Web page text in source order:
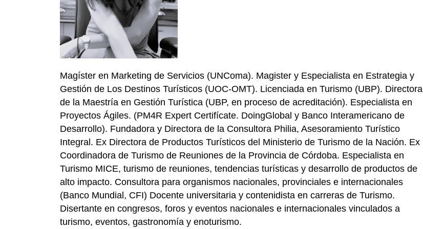
Magíster en Marketing de Servicios (UNComa). Magister y Especialista en Estrategia y
Gestión de Los Destinos Turísticos (UOC-OMT). Licenciada en Turismo (UBP). Directora
de la Maestría en Gestión Turística (UBP, en proceso de acreditación). Especialista en
Proyectos Ágiles. (PM4R Expert Certifícate. DoingGlobal y Banco Interamericano de
Desarrollo). Fundadora y Directora de la Consultora Philia, Asesoramiento Turístico
Integral. Ex Directora de Productos Turísticos del Ministerio de Turismo de la Nación. Ex
Coordinadora de Turismo de Reuniones de la Provincia de Córdoba. Especialista en
Turismo MICE, turismo de reuniones, tendencias turísticas y desarrollo de productos de
alto impacto. Consultora para organismos nacionales, provinciales e internacionales
(Banco Mundial, CFI) Docente universitaria y contenidista en carreras de Turismo.
Disertante en congresos, foros y eventos nacionales e internacionales vinculados a
turismo, eventos, gastronomía y enoturismo.